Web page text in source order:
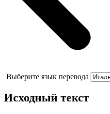
Выберите язык перевода
Исходный текст